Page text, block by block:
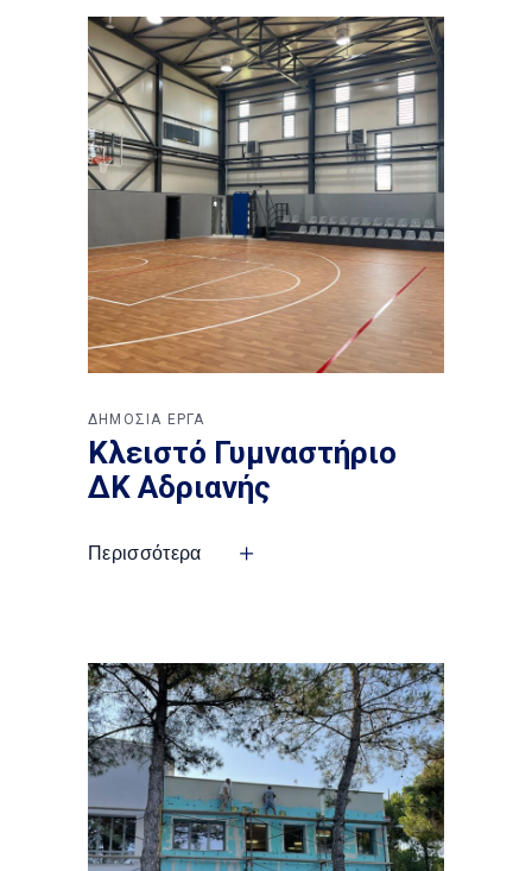
ΔΗΜΟΣΙΑ ΕΡΓΑ
Κλειστό Γυμναστήριο
ΔΚ Αδριανής
Περισσότερα